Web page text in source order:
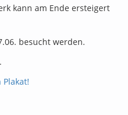
kann am Ende ersteigert
besucht werden.